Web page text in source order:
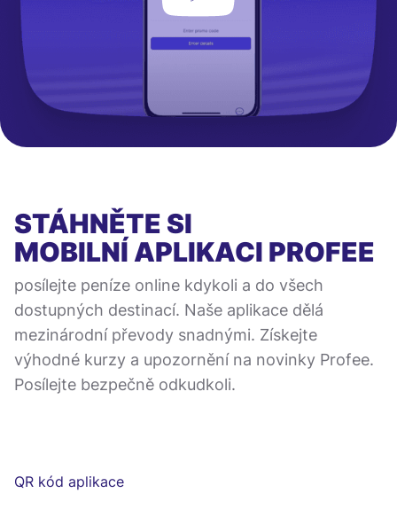
STÁHNĚTE SI
MOBILNÍ APLIKACI PROFEE
posílejte peníze online kdykoli a do všech
dostupných destinací. Naše aplikace dělá
mezinárodní převody snadnými. Získejte
výhodné kurzy a upozornění na novinky Profee.
Posílejte bezpečně odkudkoli.
QR kód aplikace